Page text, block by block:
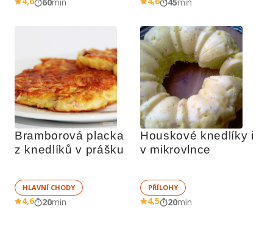
Bramborová placka
z knedlíků v prášku
HLAVNÍ CHODY
4,6 20min
Houskové knedlíky i
v mikrovlnce
PŘÍLOHY
4,5 20min